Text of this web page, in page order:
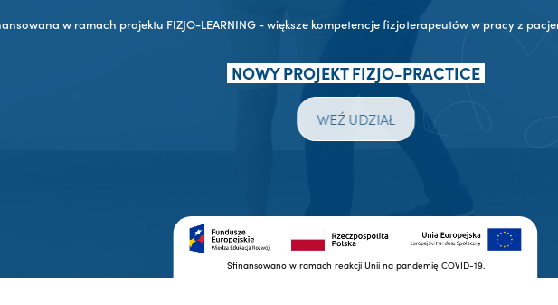
Sfinansowano w ramach reakcji Unii na pandemię COVID-19.
w ramach projektu FIZJO-LEARNING - większe kompetencje fizjoterapeutów w pracy z
NOWY PROJEKT FIZJO-PRACTICE
WEŹ UDZIAŁ